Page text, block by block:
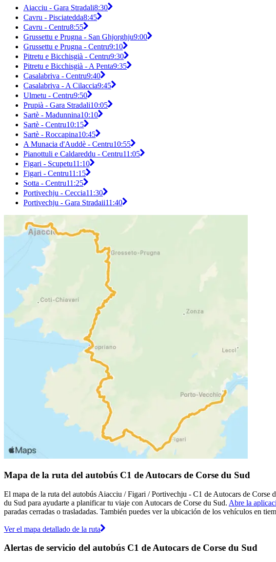
Aiacciu - Gara Stradali8:30
Cavru - Pisciatedda8:45
Cavru - Centru8:55
Grussettu e Prugna - San Ghjorghju9:00
Grussettu e Prugna - Centru9:10
Pitretu e Bicchisgià - Centru9:30
Pitretu e Bicchisgià - A Penta9:35
Casalabriva - Centru9:40
Casalabriva - A Cilaccia9:45
Ulmetu - Centru9:50
Prupià - Gara Stradali10:05
Sartè - Madunnina10:10
Sartè - Centru10:15
Sartè - Roccapina10:45
A Munacia d'Auddè - Centru10:55
Pianottuli e Caldareddu - Centru11:05
Figari - Scupetu11:10
Figari - Centru11:15
Sotta - Centru11:25
Portivechju - Ceccia11:30
Portivechju - Gara Stradaii11:40
Mapa de la ruta del autobús C1 de Autocars de Corse du Sud
El mapa de la ruta del autobús Aiacciu / Figari / Portivechju - C1 de Autocars de Corse
du Sud para ayudarte a planificar tu viaje con Autocars de Corse du Sud. Abre la
paradas cerradas o trasladadas. También puedes ver la ubicación de los vehículos en
Ver el mapa detallado de la ruta
Alertas de servicio del autobús C1 de Autocars de Corse du Sud